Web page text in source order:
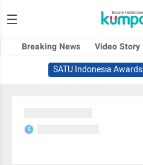
Breaking News Video Story
SATU Indonesia Awards
S